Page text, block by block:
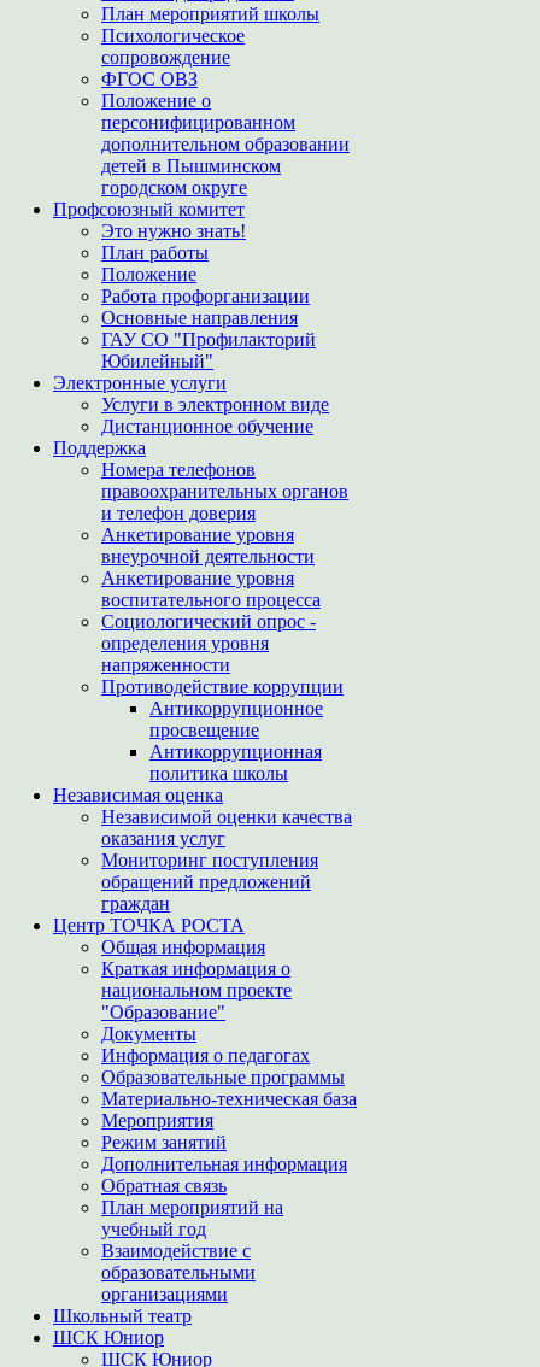
План мероприятий школы
Психологическое
сопровождение
ФГОС ОВЗ
Положение о
персонифицированном
дополнительном образовании
детей в Пышминском
городском округе
Профсоюзный комитет
Это нужно знать!
План работы
Положение
Работа профорганизации
Основные направления
ГАУ СО "Профилакторий
Юбилейный"
Электронные услуги
Услуги в электронном виде
Дистанционное обучение
Поддержка
Номера телефонов
правоохранительных органов
и телефон доверия
Анкетирование уровня
внеурочной деятельности
Анкетирование уровня
воспитательного процесса
Социологический опрос -
определения уровня
напряженности
Противодействие коррупции
Антикоррупционное
просвещение
Антикоррупционная
политика школы
Независимая оценка
Независимой оценки качества
оказания услуг
Мониторинг поступления
обращений предложений
граждан
Центр ТОЧКА РОСТА
Общая информация
Краткая информация о
национальном проекте
"Образование"
Документы
Информация о педагогах
Образовательные программы
Материально-техническая база
Мероприятия
Режим занятий
Дополнительная информация
Обратная связь
План мероприятий на
учебный год
Взаимодействие с
образовательными
организациями
Школьный театр
ШСК Юниор
ШСК Юниор